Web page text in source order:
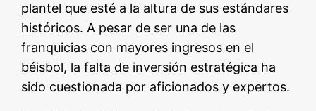
plantel que esté a la altura de sus estándares
históricos. A pesar de ser una de las
franquicias con mayores ingresos en el
béisbol, la falta de inversión estratégica ha
sido cuestionada por aficionados y expertos.